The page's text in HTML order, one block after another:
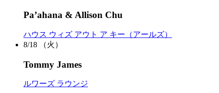
Pa’ahana & Allison Chu
ハウス ウィズ アウト ア キー（アールズ）
8/18
（火）
Tommy James
ルワーズ ラウンジ